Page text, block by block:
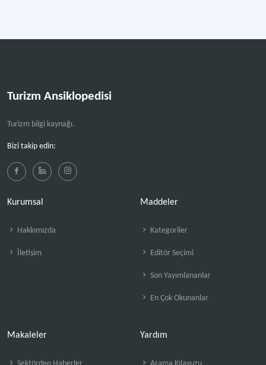
Turizm Ansiklopedisi
Turizm bilgi kaynağı.
Bizi takip edin:
Kurumsal
Hakkımızda
İletişim
Maddeler
Kategoriler
Editör Seçimi
Son Yayımlananlar
En Çok Okunanlar
Makaleler Yardım